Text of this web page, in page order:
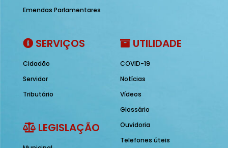
Emendas Parlamentares
SERVIÇOS
Cidadão
Servidor
Tributário
LEGISLAÇÃO
UTILIDADE
COVID-19
Notícias
Vídeos
Glossário
Ouvidoria
Telefones úteis